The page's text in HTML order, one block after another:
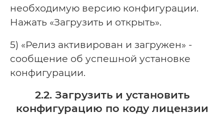
необходимую версию конфигурации.
Нажать «Загрузить и открыть».
5) «Релиз активирован и загружен» -
сообщение об успешной установке
конфигурации.
2.2. Загрузить и установить
конфигурацию по коду лицензии